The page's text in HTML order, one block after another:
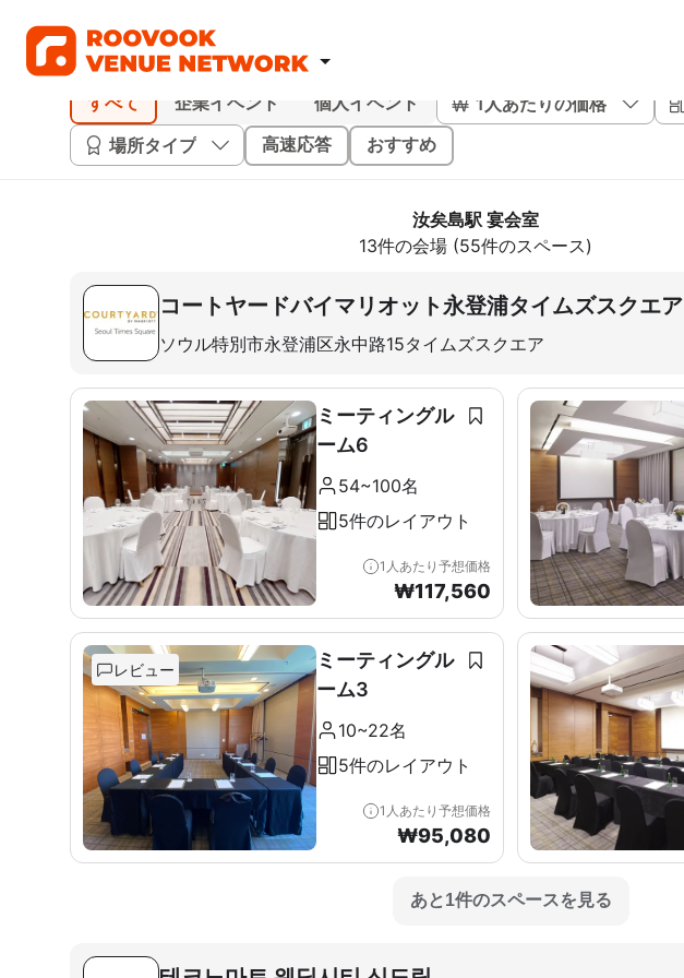
すべて 企業イベント 個人イベント 1人あたりの価格
場所タイプ
高速応答 おすすめ
汝矣島駅 宴会室
13件の会場 (55件のスペース)
コートヤードバイマリオット永登浦タイムズスクエア
ソウル特別市永登浦区永中路15タイムズスクエア
ミーティングル
ーム6
54~100名
5件のレイアウト
1人あたり予想価格
₩117,560
レビュー
ミーティングル
ーム3
10~22名
5件のレイアウト
1人あたり予想価格
₩95,080
あと1件のスペースを見る